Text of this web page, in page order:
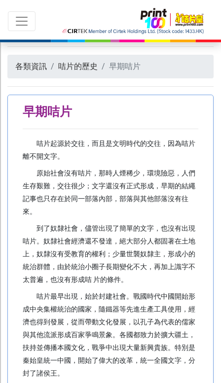
切換語言： ENG|繁中
所有產品
最新推廣 及 優惠
咭片
宣傳單張
書刊
文儀
貼紙
利是封
囍慶及節日
紙袋 / 布袋
餐飲用品
各類資訊 咭片的歷史 早期咭片
早期咭片
咭片起源於交往，而且是文明時代的交往，因為咭片
離不開文字。
原始社會沒有咭片，那時人煙稀少，環境險惡，人們
生存艱難，交往很少；文字還沒有正式形成，早期的結繩
記事也只存在於同一部落內部，部落與其他部落沒有往
來。
到了奴隸社會，儘管出現了簡單的文字，也沒有出現
咭片。奴隸社會經濟還不發達，絕大部分人都固著在土地
上，奴隸沒有受教育的權利；少量世襲奴隸主，形成小的
統治群體，由於統治小圈子長期變化不大，再加上識字不
太普遍，也沒有形成咭 片的條件。
咭片最早出現，始於封建社會。戰國時代中國開始形
成中央集權統治的國家，隨鐵器等先進生產工具使用，經
濟也得到發展，從而帶動文化發展，以孔子為代表的儒家
與其他流派形成百家爭鳴景象。各國都致力於擴大疆土，
扶持並傳播本國文化，戰爭中出現大量新興貴族。特別是
秦始皇統一中國，開始了偉大的改革，統一全國文字，分
封了諸侯王。